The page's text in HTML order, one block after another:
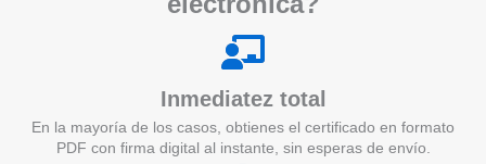
Inmediatez total
En la mayoría de los casos, obtienes el certificado en formato
PDF con firma digital al instante, sin esperas de envío.